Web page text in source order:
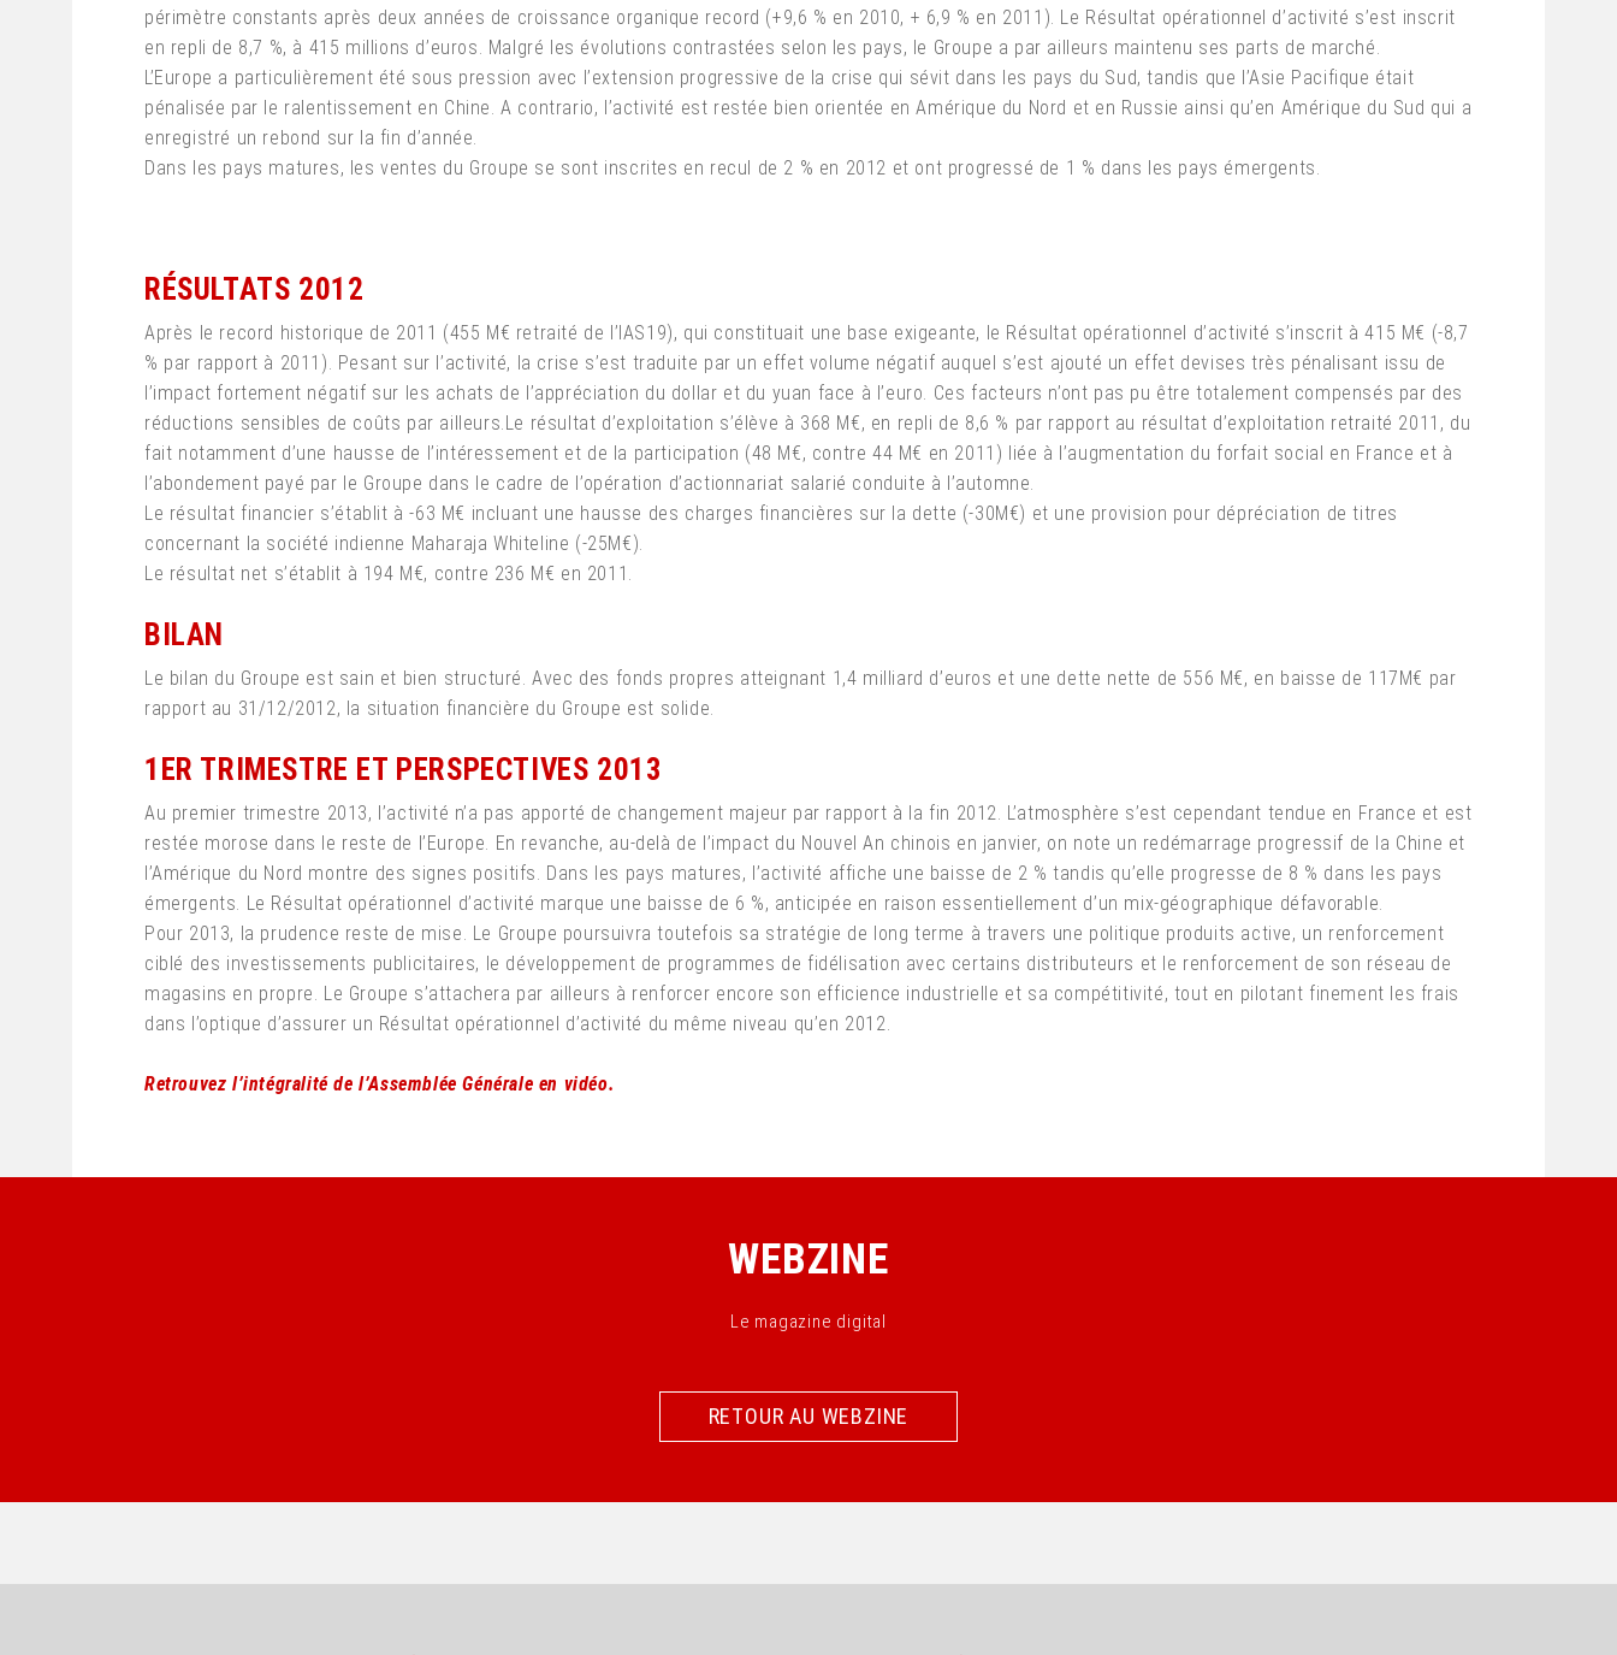
périmètre constants après deux années de croissance organique record (+9,6 % en 2010, + 6,9 % en 2011). Le Résultat opérationnel d’activité s’est inscrit
en repli de 8,7 %, à 415 millions d’euros. Malgré les évolutions contrastées selon les pays, le Groupe a par ailleurs maintenu ses parts de marché.
L’Europe a particulièrement été sous pression avec l’extension progressive de la crise qui sévit dans les pays du Sud, tandis que l’Asie Pacifique était
pénalisée par le ralentissement en Chine. A contrario, l’activité est restée bien orientée en Amérique du Nord et en Russie ainsi qu’en Amérique du Sud qui a
enregistré un rebond sur la fin d’année.
Dans les pays matures, les ventes du Groupe se sont inscrites en recul de 2 % en 2012 et ont progressé de 1 % dans les pays émergents.
RÉSULTATS 2012
Après le record historique de 2011 (455 M€ retraité de l’IAS19), qui constituait une base exigeante, le Résultat opérationnel d’activité s’inscrit à 415 M€ (-8,7
% par rapport à 2011). Pesant sur l’activité, la crise s’est traduite par un effet volume négatif auquel s’est ajouté un effet devises très pénalisant issu de
l’impact fortement négatif sur les achats de l’appréciation du dollar et du yuan face à l’euro. Ces facteurs n’ont pas pu être totalement compensés par des
réductions sensibles de coûts par ailleurs.Le résultat d’exploitation s’élève à 368 M€, en repli de 8,6 % par rapport au résultat d’exploitation retraité 2011, du
fait notamment d’une hausse de l’intéressement et de la participation (48 M€, contre 44 M€ en 2011) liée à l’augmentation du forfait social en France et à
l’abondement payé par le Groupe dans le cadre de l’opération d’actionnariat salarié conduite à l’automne.
Le résultat financier s’établit à -63 M€ incluant une hausse des charges financières sur la dette (-30M€) et une provision pour dépréciation de titres
concernant la société indienne Maharaja Whiteline (-25M€).
Le résultat net s’établit à 194 M€, contre 236 M€ en 2011.
BILAN
Le bilan du Groupe est sain et bien structuré. Avec des fonds propres atteignant 1,4 milliard d’euros et une dette nette de 556 M€, en baisse de 117M€ par
rapport au 31/12/2012, la situation financière du Groupe est solide.
1ER TRIMESTRE ET PERSPECTIVES 2013
Au premier trimestre 2013, l’activité n’a pas apporté de changement majeur par rapport à la fin 2012. L’atmosphère s’est cependant tendue en France et est
restée morose dans le reste de l’Europe. En revanche, au-delà de l’impact du Nouvel An chinois en janvier, on note un redémarrage progressif de la Chine et
l’Amérique du Nord montre des signes positifs. Dans les pays matures, l’activité affiche une baisse de 2 % tandis qu’elle progresse de 8 % dans les pays
émergents. Le Résultat opérationnel d’activité marque une baisse de 6 %, anticipée en raison essentiellement d’un mix-géographique défavorable.
Pour 2013, la prudence reste de mise. Le Groupe poursuivra toutefois sa stratégie de long terme à travers une politique produits active, un renforcement
ciblé des investissements publicitaires, le développement de programmes de fidélisation avec certains distributeurs et le renforcement de son réseau de
magasins en propre. Le Groupe s’attachera par ailleurs à renforcer encore son efficience industrielle et sa compétitivité, tout en pilotant finement les frais
dans l’optique d’assurer un Résultat opérationnel d’activité du même niveau qu’en 2012.
Retrouvez l’intégralité de l’Assemblée Générale en vidéo.
WEBZINE
Le magazine digital
RETOUR AU WEBZINE
RETOUR AU WEBZINE